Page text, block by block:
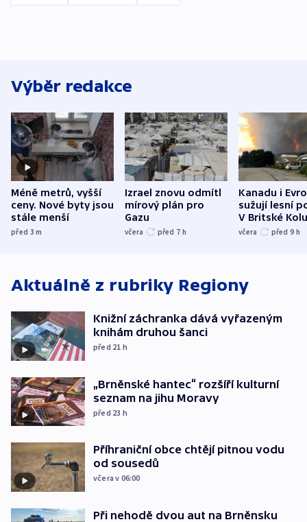
Výběr redakce
Méně metrů, vyšší
ceny. Nové byty jsou
stále menší
před 3m
Izrael znovu odmítl
mírový plán pro
Gazu
včera před 7 h
Kanadu i
sužují lesní
V Britské
evakuovali
včera před 9 h
Aktuálně z rubriky Regiony
Knižní záchranka dává vyřazeným
knihám druhou šanci
před 21 h
„Brněnské hantec“ rozšíří kulturní
seznam na jihu Moravy
před 23 h
Příhraniční obce chtějí pitnou vodu
od sousedů
včera v 06:00
Při nehodě dvou aut na Brněnsku